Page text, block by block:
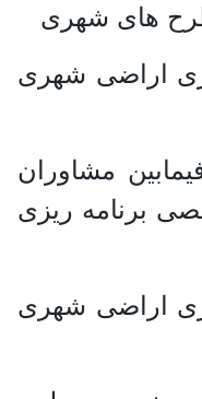
های شهری
اراضی شهری
مشاوران
برنامه ریزی
اراضی شهری